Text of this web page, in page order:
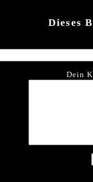
Dieses
Dein